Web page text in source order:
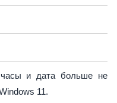
и дата больше не
11.